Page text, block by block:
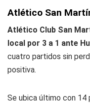
Atlético San
Atlético Club San
local por 3 a 1 ante
cuatro partidos sin
positiva.
Se ubica último con